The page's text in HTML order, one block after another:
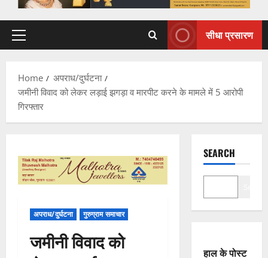
Primary
सीधा प्रसारण
Home
अपराध/दुर्घटना
जमीनी विवाद को लेकर लड़ाई झगड़ा व मारपीट करने के मामले में 5 आरोपी
गिरफ्तार
अपराध/दुर्घटना गुरुग्राम समाचार
जमीनी विवाद को
SEARCH
हाल के पोस्ट